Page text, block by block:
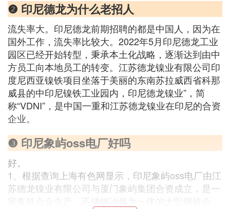
❷ 印尼德龙为什么老招人
流失率大。印尼德龙前期招聘的都是中国人，因为在
国外工作，流失率比较大。2022年5月印尼德龙工业
园区已经开始转型，秉承本土化战略，逐渐达到由中
方员工向本地员工的转变。江苏德龙镍业有限公司印
度尼西亚镍铁项目坐落于美丽的东南苏拉威西省科那
威县的中印尼镍铁工业园内，印尼德龙镍业”，简
称“VDNI”，是中国一重和江苏德龙镍业在印尼的合资
企业。
❸ 印尼象屿oss电厂好吗
好。
1、根据查询上海有色网显示，印尼象屿oss电厂由江
苏德龙镍业有限公司与厦门象屿集团合资成立，是一